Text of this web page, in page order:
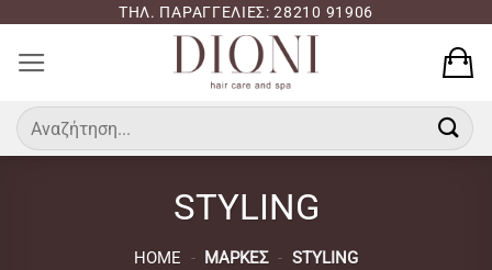
περιεχόμενο
ΤΗΛ. ΠΑΡΑΓΓΕΛΙΕΣ: 28210 91906
Αναζήτηση
για:
STYLING
HOME - ΜΆΡΚΕΣ - STYLING